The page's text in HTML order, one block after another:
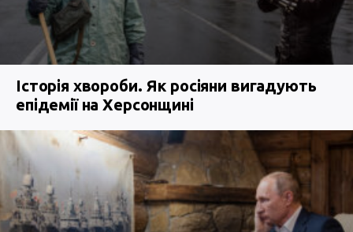
Історія хвороби. Як росіяни вигадують
епідемії на Херсонщині